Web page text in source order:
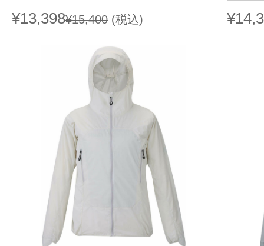
¥13,398¥15,400 (税込)